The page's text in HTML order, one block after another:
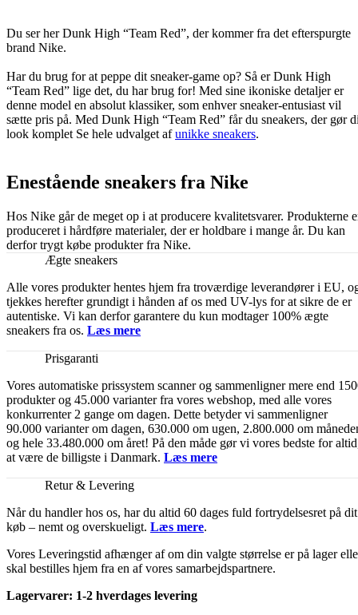
Du ser her Dunk High “Team Red”, der kommer fra det efterspurgte
brand Nike.
Har du brug for at peppe dit sneaker-game op? Så er Dunk High
“Team Red” lige det, du har brug for! Med sine ikoniske detaljer er
denne model en absolut klassiker, som enhver sneaker-entusiast vil
sætte pris på. Med Dunk High “Team Red” får du sneakers, der gør
look komplet Se hele udvalget afunikke sneakers.
Enestående sneakers fra Nike
Hos Nike går de meget op i at producere kvalitetsvarer. Produkterne
produceret i hårdføre materialer, der er holdbare i mange år. Du kan
derfor trygt købe produkter fra Nike.
Ægte sneakers
Alle vores produkter hentes hjem fra troværdige leverandører i EU,
tjekkes herefter grundigt i hånden af os med UV-lys for at sikre de er
autentiske. Vi kan derfor garantere du kun modtager 100% ægte
sneakers fra os. Læs mere
Prisgaranti
Vores automatiske prissystem scanner og sammenligner mere end
produkter og 45.000 varianter fra vores webshop, med alle vores
konkurrenter 2 gange om dagen. Dette betyder vi sammenligner
90.000 varianter om dagen, 630.000 om ugen, 2.800.000 om
og hele 33.480.000 om året! På den måde gør vi vores bedste for
at være de billigste i Danmark. Læs mere
Retur & Levering
Når du handler hos os, har du altid 60 dages fuld fortrydelsesret på dit
køb – nemt og overskueligt. Læs mere.
Vores Leveringstid afhænger af om din valgte størrelse er på lager
skal bestilles hjem fra en af vores samarbejdspartnere.
Lagervarer: 1-2 hverdages levering